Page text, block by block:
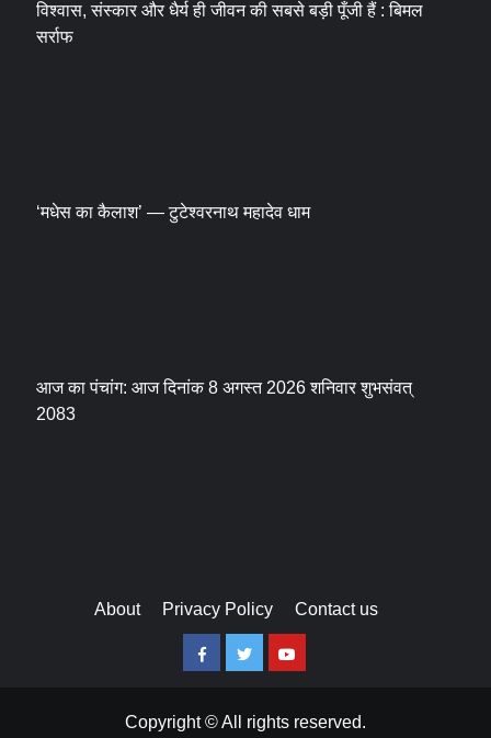
विश्वास, संस्कार और धैर्य ही जीवन की सबसे बड़ी पूँजी हैं : बिमल
सर्राफ
‘मधेस का कैलाश’ — टुटेश्वरनाथ महादेव धाम
आज का पंचांग: आज दिनांक 8 अगस्त 2026 शनिवार शुभसंवत्
2083
About Privacy Policy Contact us
FacebookTwitterYoutube
Copyright © All rights reserved.